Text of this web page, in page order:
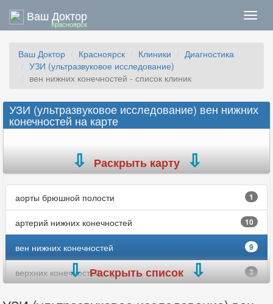
Ваш Доктор
Красноярск
Ваш Доктор Красноярск Клиники
Диагностика
УЗИ (ультразвуковое исследование)
вен нижних конечностей - список клиник
УЗИ (ультразвуковое исследование) вен нижних
конечностей на карте
Раскрыть карту
аорты брюшной полости 1
артерий нижних конечностей 10
вен нижних конечностей 9
верхних конечностей 3
вилочковой железы
Раскрыть список